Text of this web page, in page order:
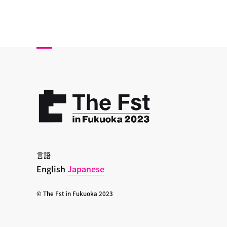
© The Fst in Fukuoka 2023
言語
English Japanese